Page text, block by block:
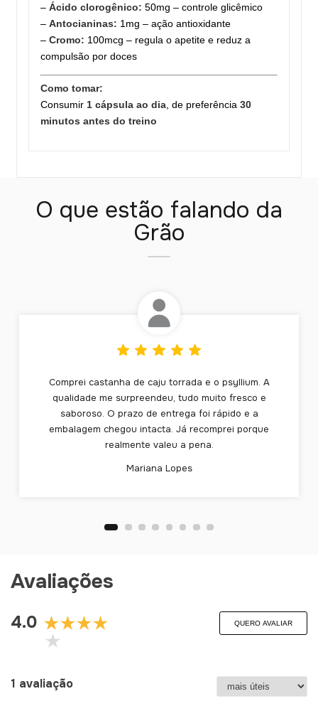
– Ácido clorogênico: 50mg – controle glicêmico
– Antocianinas: 1mg – ação antioxidante
– Cromo: 100mcg – regula o apetite e reduz a
compulsão por doces
Como tomar:
Consumir 1 cápsula ao dia , de preferência 30
minutos antes do treino
O que estão falando da
Grão
Comprei castanha de caju torrada e o psyllium. A
qualidade me surpreendeu, tudo muito fresco e
saboroso. O prazo de entrega foi rápido e a
embalagem chegou intacta. Já recomprei porque
realmente valeu a pena.
Mariana Lopes
Avaliações
4.0 QUERO AVALIAR
1 avaliação